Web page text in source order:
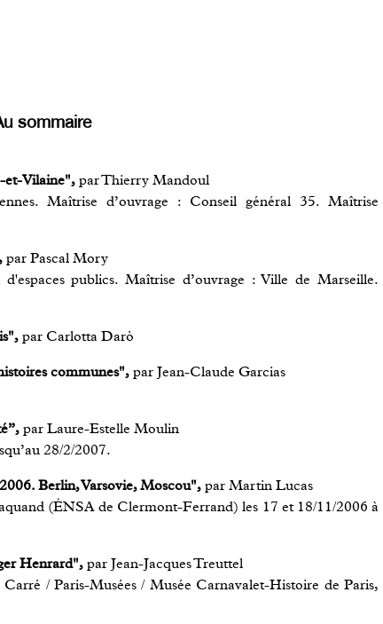
sommaire
et-Vilaine", par Thierry Mandoul
Maîtrise d’ouvrage : Conseil général 35. Maîtrise
par Pascal Mory
publics. Maîtrise d’ouvrage : Ville de Marseille.
par Carlotta Darò
communes", par Jean-Claude Garcias
par Laure-Estelle Moulin
28/2/2007.
Berlin, Varsovie, Moscou", par Martin Lucas
(ÉNSA de Clermont-Ferrand) les 17 et 18/11/2006 à
Henrard", par Jean-Jacques Treuttel
/ Paris-Musées / Musée Carnavalet-Histoire de Paris,